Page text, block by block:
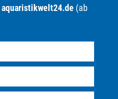
aquaristikwelt24.de (ab